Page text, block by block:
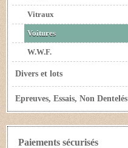
Vitraux
Voitures
W.W.F.
Divers et lots
Epreuves, Essais, Non Dentelés
Paiements sécurisés